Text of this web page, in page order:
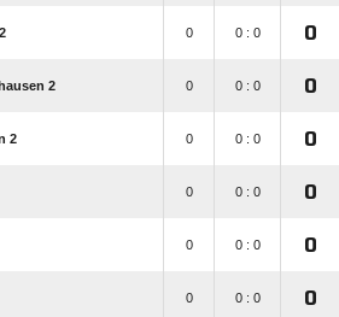
0 0 : 0 0
2 0 0 : 0 0
2 0 0 : 0 0
0 0 : 0 0
0 0 : 0 0
0 0 : 0 0